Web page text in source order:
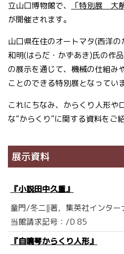
立山口博物館で、
「特別展 大
が開催されます。
山口県在住のオートマタ(西洋
和明(はらだ・かずあき)氏の作
の展示を通じて、機械の仕組み
ことのできる特別展となってい
これにちなみ、からくり人形や
な“からくり”に関する資料をご
展示資料
『小説田中久重』
童門/冬二‖著，集英社インター
当館請求記号：/D 85
『自鳴琴からくり人形』